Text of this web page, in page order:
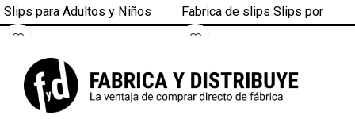
Slips para Adultos y Niños
Bolsas por docena . Boxers,
mayorista de slips . Descubre
la mejor selección de slips
con las mejores ofertas del
Fabrica de slips Slips por
mayor Mayorista de slips
4 -5 todas las tallas . Somos
profesionales de ropas